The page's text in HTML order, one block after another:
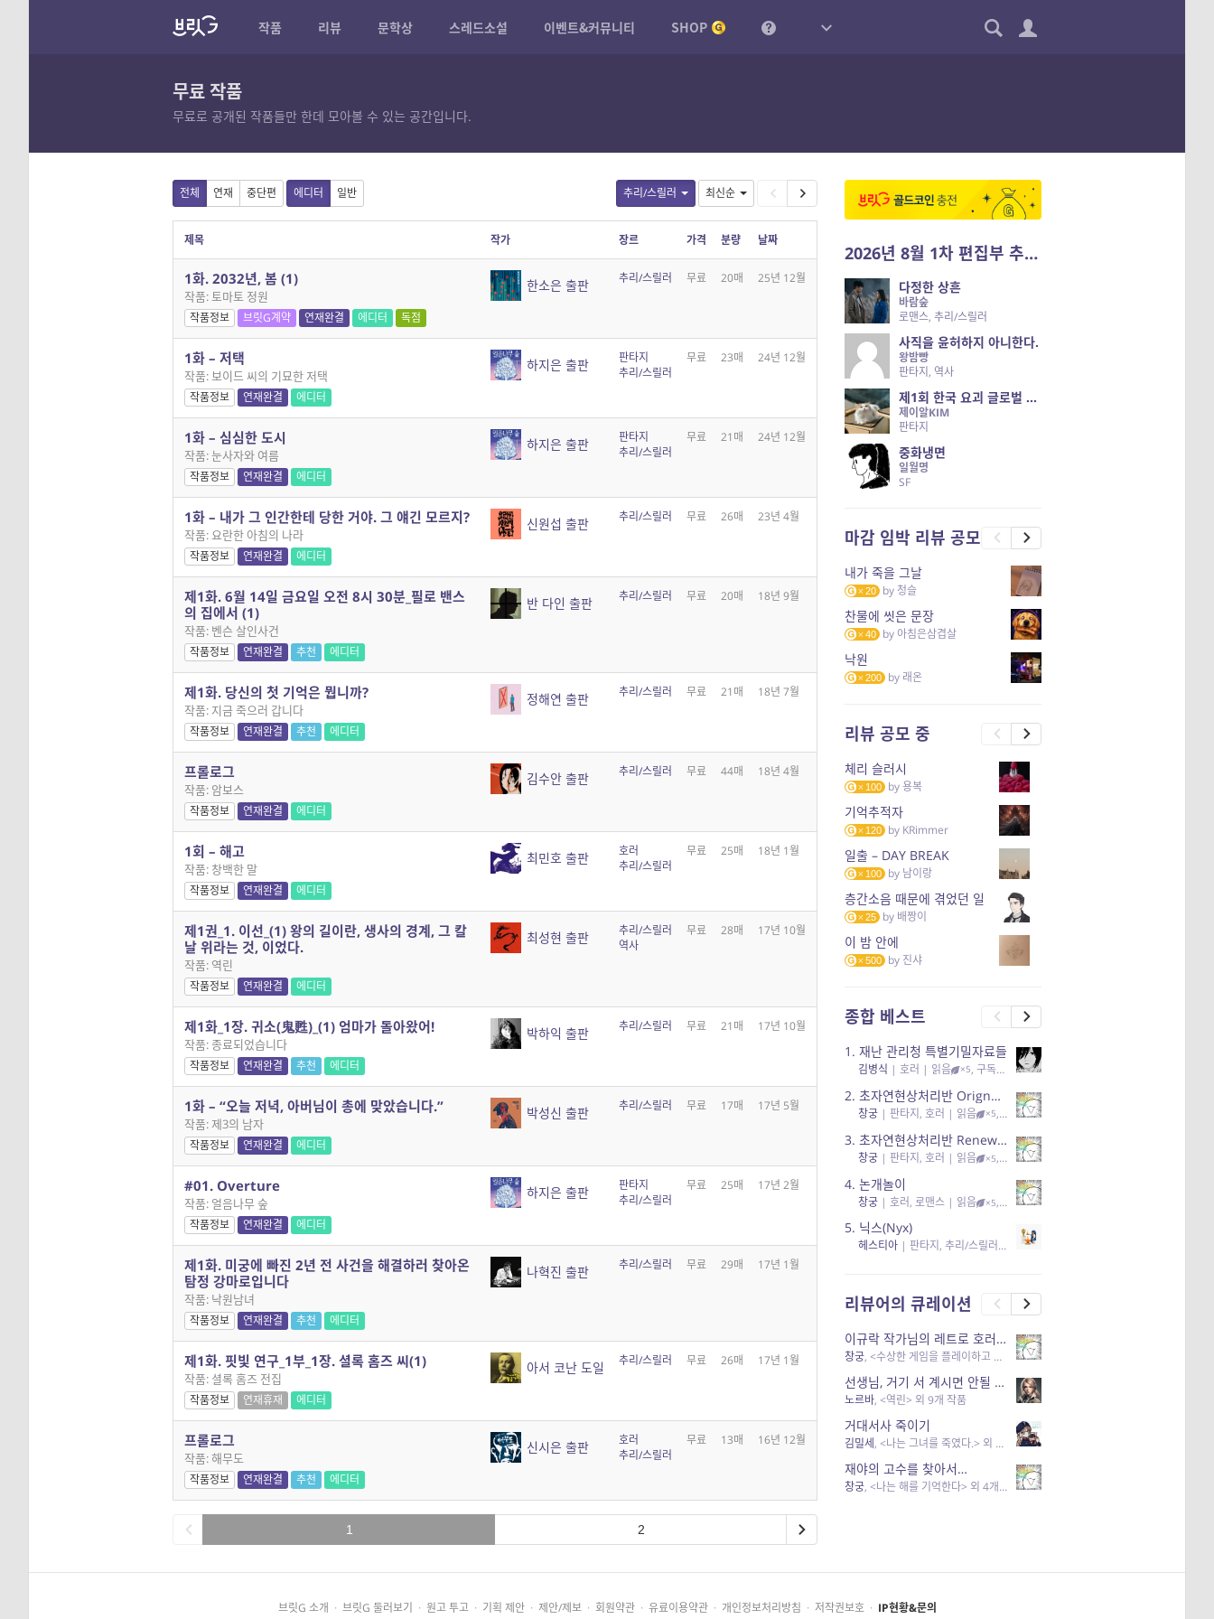
작품 리뷰 문학상 스레드소설 이벤트&커뮤니티 SHOP
무료 작품
무료로 공개된 작품들만 한데 모아볼 수 있는 공간입니다.
추리/스릴러 최신순
전체 연재 중단편 에디터 일반
제목 작가 장르 가격 분량 날짜
1화. 2032년, 봄 (1)
작품: 토마토 정원
작품정보 브릿G계약 연재완결 에디터 독점
한소은 출판 추리/스릴러 무료 20매 25년 12월
1화 – 저택
작품: 보이드 씨의 기묘한 저택
작품정보 연재완결 에디터
하지은 출판
판타지
추리/스릴러
무료 23매 24년 12월
1화 – 심심한 도시
작품: 눈사자와 여름
작품정보 연재완결 에디터
하지은 출판
판타지
추리/스릴러
무료 21매 24년 12월
1화 – 내가 그 인간한테 당한 거야. 그 얘긴 모르지?
작품: 요란한 아침의 나라
작품정보 연재완결 에디터
신원섭 출판 추리/스릴러 무료 26매 23년 4월
제1화. 6월 14일 금요일 오전 8시 30분_필로 밴스
의 집에서 (1)
작품: 벤슨 살인사건
작품정보 연재완결 추천 에디터
반 다인 출판 추리/스릴러 무료 20매 18년 9월
제1화. 당신의 첫 기억은 뭡니까?
작품: 지금 죽으러 갑니다
작품정보 연재완결 추천 에디터
정해연 출판 추리/스릴러 무료 21매 18년 7월
프롤로그
작품: 암보스
작품정보 연재완결 에디터
김수안 출판 추리/스릴러 무료 44매 18년 4월
1회 – 해고
작품: 창백한 말
작품정보 연재완결 에디터
최민호 출판
호러
추리/스릴러
무료 25매 18년 1월
제1권_1. 이선_(1) 왕의 길이란, 생사의 경계, 그 칼
날 위라는 것, 이었다.
작품: 역린
작품정보 연재완결 에디터
최성현 출판
추리/스릴러
역사
무료 28매 17년 10월
제1화_1장. 귀소(鬼甦)_(1) 엄마가 돌아왔어!
작품: 종료되었습니다
작품정보 연재완결 추천 에디터
박하익 출판 추리/스릴러 무료 21매 17년 10월
1화 – “오늘 저녁, 아버님이 총에 맞았습니다.”
작품: 제3의 남자
작품정보 연재완결 에디터
박성신 출판 추리/스릴러 무료 17매 17년 5월
#01. Overture
작품: 얼음나무 숲
작품정보 연재완결 에디터
하지은 출판
판타지
추리/스릴러
무료 25매 17년 2월
제1화. 미궁에 빠진 2년 전 사건을 해결하러 찾아온
탐정 강마로입니다
작품: 낙원남녀
작품정보 연재완결 추천 에디터
나혁진 출판 추리/스릴러 무료 29매 17년 1월
제1화. 핏빛 연구_1부_1장. 셜록 홈즈 씨(1)
작품: 셜록 홈즈 전집
작품정보 연재휴재 에디터
아서 코난 도일 추리/스릴러 무료 26매 17년 1월
프롤로그
작품: 해무도
작품정보 연재완결 추천 에디터
신시은 출판
호러
추리/스릴러
무료 13매 16년 12월
1 2
2026년 8월 1차 편집부 추천작
다정한 상흔
바람숲
로맨스, 추리/스릴러
사직을 윤허하지 아니한다.
왕밤빵
판타지, 역사
제1회 한국 요괴 글로벌 진출 공개 오디션 시즌 2 — 나는 요괴다
제이알KIM
판타지
중화냉면
일월명
SF
마감 임박 리뷰 공모
내가 죽을 그날
20 by 청슬
찬물에 씻은 문장
40 by 아침은삼겹살
낙원
200 by 래온
리뷰 공모 중
체리 슬러시
100 by용복
기억추적자
120 by KRimmer
일출 – DAY BREAK
100 by 남이랑
층간소음 때문에 겪었던 일
25 by 배짱이
이 밤 안에
500 by 진샤
종합 베스트
1. 재난 관리청 특별기밀자료들
김병식 | 호러 | 읽음 ×5, 구독 , 응원95, 리뷰3
2. 초자연현상처리반 Orignal + True Ending
창궁 | 판타지, 호러 | 읽음 ×5, 구독 , 응원6
3. 초자연현상처리반 Renewal
창궁 | 판타지, 호러 | 읽음 ×5, 구독 , 응원82, 리뷰4
4. 논개놀이
창궁 | 호러, 로맨스 | 읽음 ×5, 공감11, 응원25
5. 닉스(Nyx)
헤스티아 | 판타지, 추리/스릴러| 읽음
리뷰어의 큐레이션
이규락 작가님의 레트로 호러 리뷰
창궁, <수상한 게임을 플레이하고 있어> 외 3개 작품
선생님, 거기 서 계시면 안될 것 같은데요-역할 클리셰를 비튼 작품들
노르바, <역린> 외 9개 작품
거대서사 죽이기
김밀세, <나는 그녀를 죽였다.> 외 1개 작품
재야의 고수를 찾아서…
창궁, <나는 해를 기억한다> 외 4개 작품
브릿G 소개 · 브릿G 둘러보기 · 원고 투고 · 기획 제안 · 제안/제보 · 회원약관 · 유료이용약관 · 개인정보처리방침 · 저작권보호 · IP현황&문의